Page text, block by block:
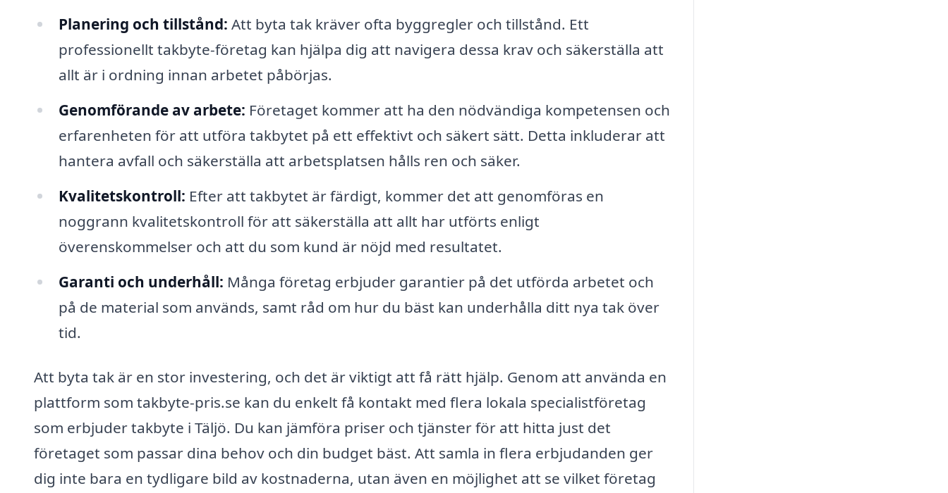
Planering och tillstånd: Att byta tak kräver ofta byggregler och tillstånd. Ett
professionellt takbyte-företag kan hjälpa dig att navigera dessa krav och säkerställa att
allt är i ordning innan arbetet påbörjas.
Genomförande av arbete: Företaget kommer att ha den nödvändiga kompetensen och
erfarenheten för att utföra takbytet på ett effektivt och säkert sätt. Detta inkluderar att
hantera avfall och säkerställa att arbetsplatsen hålls ren och säker.
Kvalitetskontroll: Efter att takbytet är färdigt, kommer det att genomföras en
noggrann kvalitetskontroll för att säkerställa att allt har utförts enligt
överenskommelser och att du som kund är nöjd med resultatet.
Garanti och underhåll: Många företag erbjuder garantier på det utförda arbetet och
på de material som används, samt råd om hur du bäst kan underhålla ditt nya tak över
tid.
Att byta tak är en stor investering, och det är viktigt att få rätt hjälp. Genom att använda en
plattform som takbyte-pris.se kan du enkelt få kontakt med flera lokala specialistföretag
som erbjuder takbyte i Täljö. Du kan jämföra priser och tjänster för att hitta just det
företaget som passar dina behov och din budget bäst. Att samla in flera erbjudanden ger
dig inte bara en tydligare bild av kostnaderna, utan även en möjlighet att se vilket företag